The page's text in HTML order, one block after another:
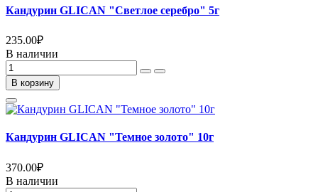
Кандурин GLICAN "Светлое серебро" 5г
235.00₽
В наличии
В корзину
Кандурин GLICAN "Темное золото" 10г
370.00₽
В наличии